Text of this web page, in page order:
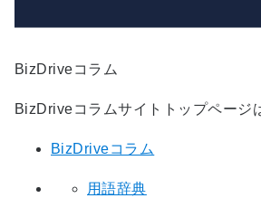
BizDriveコラム
BizDriveコラムサイトトップページ
BizDriveコラム
用語辞典